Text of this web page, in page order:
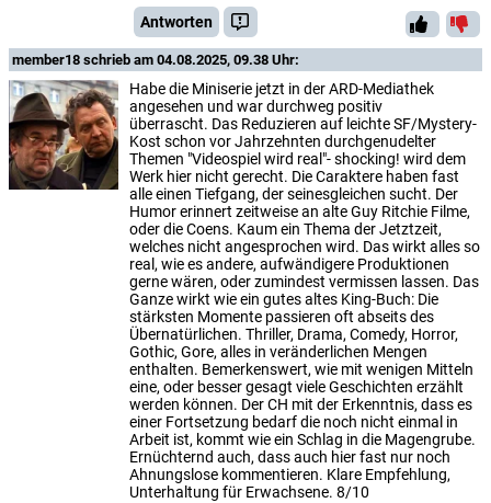
Antworten
member18 schrieb am 04.08.2025, 09.38 Uhr:
Habe die Miniserie jetzt in der ARD-Mediathek
angesehen und war durchweg positiv
überrascht. Das Reduzieren auf leichte SF/Mystery-
Kost schon vor Jahrzehnten durchgenudelter
Themen "Videospiel wird real"- shocking! wird dem
Werk hier nicht gerecht. Die Caraktere haben fast
alle einen Tiefgang, der seinesgleichen sucht. Der
Humor erinnert zeitweise an alte Guy Ritchie Filme,
oder die Coens. Kaum ein Thema der Jetztzeit,
welches nicht angesprochen wird. Das wirkt alles so
real, wie es andere, aufwändigere Produktionen
gerne wären, oder zumindest vermissen lassen. Das
Ganze wirkt wie ein gutes altes King-Buch: Die
stärksten Momente passieren oft abseits des
Übernatürlichen. Thriller, Drama, Comedy, Horror,
Gothic, Gore, alles in veränderlichen Mengen
enthalten. Bemerkenswert, wie mit wenigen Mitteln
eine, oder besser gesagt viele Geschichten erzählt
werden können. Der CH mit der Erkenntnis, dass es
einer Fortsetzung bedarf die noch nicht einmal in
Arbeit ist, kommt wie ein Schlag in die Magengrube.
Ernüchternd auch, dass auch hier fast nur noch
Ahnungslose kommentieren. Klare Empfehlung,
Unterhaltung für Erwachsene. 8/10